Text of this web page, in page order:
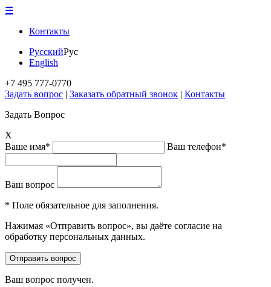
☰
Контакты
РусскийРус
English
+7 495 777-0770
Задать вопрос | Заказать обратный звонок | Контакты
Задать Вопрос
X
Ваше имя*
Ваш телефон*
Ваш вопрос
* Поле обязательное для заполнения.
Нажимая «Отправить вопрос», вы даёте согласие на
обработку персональных данных.
Ваш вопрос получен.